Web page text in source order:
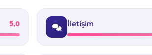
5,0 İletişim